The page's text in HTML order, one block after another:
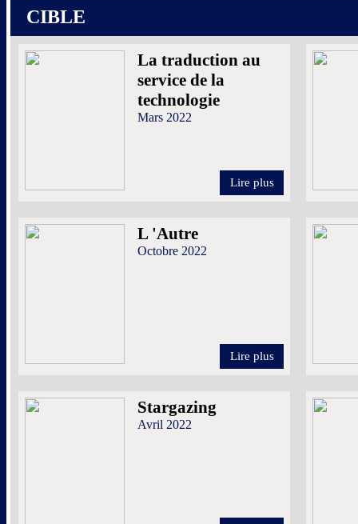
CIBLE
La traduction au
service de la
technologie
Mars 2022
Lire plus
L 'Autre
Octobre 2022
Lire plus
Stargazing
Avril 2022